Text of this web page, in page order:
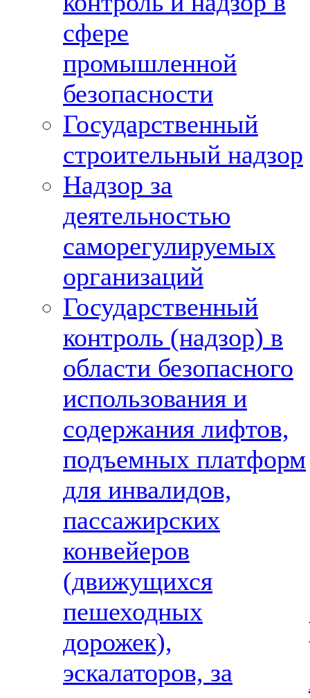
сфере
промышленной
безопасности
Государственный
строительный надзор
Надзор за
деятельностью
саморегулируемых
организаций
Государственный
контроль (надзор) в
области безопасного
использования и
содержания лифтов,
подъемных платформ
для инвалидов,
пассажирских
конвейеров
(движущихся
пешеходных
дорожек),
эскалаторов, за